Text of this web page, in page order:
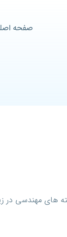
صفحه
های مهندسی در